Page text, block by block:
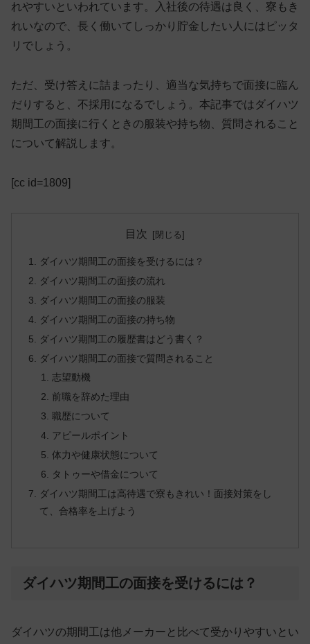
れやすい といわれています。入社後の待遇は良く、寮もき
れいなので、長く働いてしっかり貯金したい人にはピッタ
リでしょう。
ただ、受け答えに詰まったり、適当な気持ちで面接に臨ん
だりすると、不採用になるでしょう。本記事ではダイハツ
期間工の面接に行くときの服装や持ち物、質問されること
について解説します。
[cc id=1809]
目次
ダイハツ期間工の面接を受けるには？
ダイハツ期間工の面接の流れ
ダイハツ期間工の面接の服装
ダイハツ期間工の面接の持ち物
ダイハツ期間工の履歴書はどう書く？
ダイハツ期間工の面接で質問されること
志望動機
前職を辞めた理由
職歴について
アピールポイント
体力や健康状態について
タトゥーや借金について
ダイハツ期間工は高待遇で寮もきれい！面接対策をし
て、合格率を上げよう
ダイハツ期間工の面接を受けるには？
ダイハツの期間工は他メーカーと比べて受かりやすいとい